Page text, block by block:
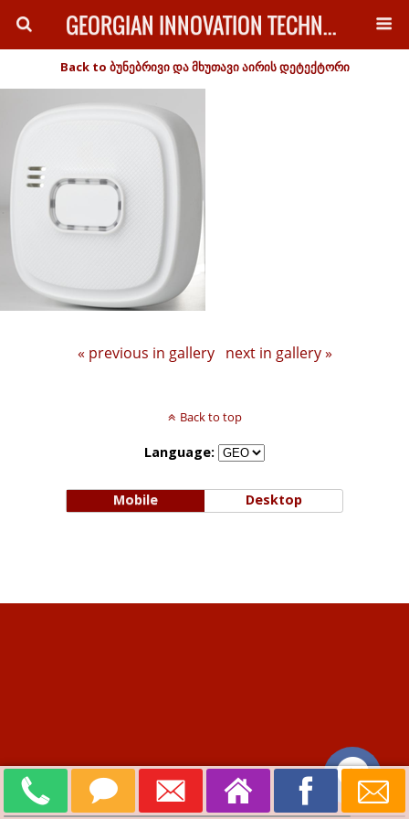
GEORGIAN INNOVATION TECHNOLOGY
Back to ბუნებრივი და მხუთავი აირის დეტექტორი
« previous in gallery next in gallery »
Back to top
Language:
Mobile Desktop